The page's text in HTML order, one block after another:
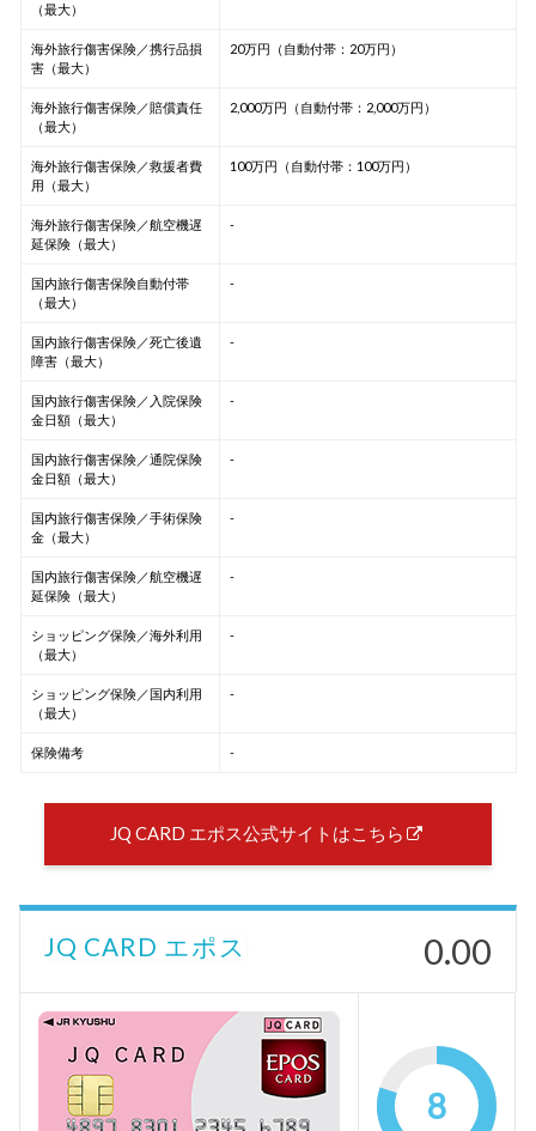
（最大）
海外旅行傷害保険／携行品損
害（最大）
20万円（自動付帯：20万円）
海外旅行傷害保険／賠償責任
（最大）
2,000万円（自動付帯：2,000万円）
海外旅行傷害保険／救援者費
用（最大）
100万円（自動付帯：100万円）
海外旅行傷害保険／航空機遅
延保険（最大）
-
国内旅行傷害保険自動付帯
（最大）
-
国内旅行傷害保険／死亡後遺
障害（最大）
-
国内旅行傷害保険／入院保険
金日額（最大）
-
国内旅行傷害保険／通院保険
金日額（最大）
-
国内旅行傷害保険／手術保険
金（最大）
-
国内旅行傷害保険／航空機遅
延保険（最大）
-
ショッピング保険／海外利用
（最大）
-
ショッピング保険／国内利用
（最大）
-
保険備考 -
JQ CARD エポス公式サイトはこちら
JQ CARD エポス 0.00
8